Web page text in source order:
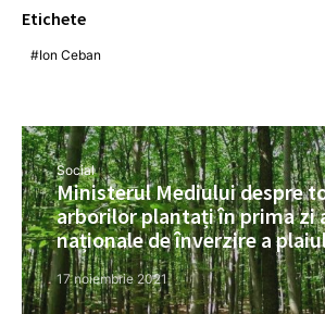
Etichete
Ion Ceban
Social
Ministerul Mediului despre
arborilor plantați în prima zi
naționale de înverzire a
17 noiembrie 2021